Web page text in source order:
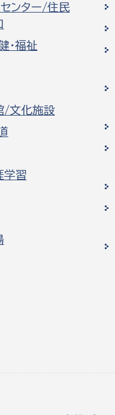
ンター/住民
・福祉
/文化施設
学習